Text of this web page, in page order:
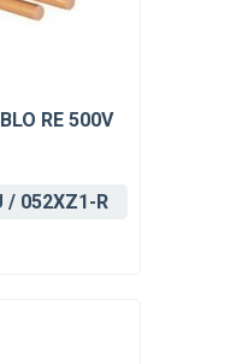
RE 500V
/ 052XZ1-R